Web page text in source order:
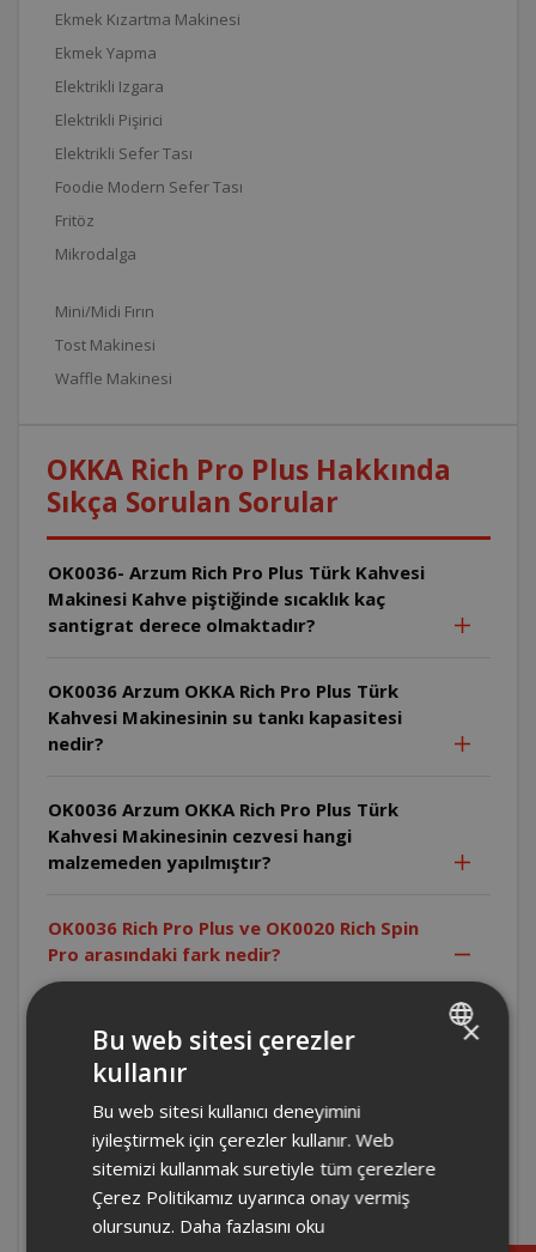
Ekmek Kızartma Makinesi
Ekmek Yapma
Elektrikli Izgara
Elektrikli Pişirici
Elektrikli Sefer Tası
Foodie Modern Sefer Tası
Fritöz
Mikrodalga
Mini/Midi Fırın
Tost Makinesi
Waffle Makinesi
OKKA Rich Pro Plus Hakkında
Sıkça Sorulan Sorular
OK0036- Arzum Rich Pro Plus Türk Kahvesi
Makinesi Kahve piştiğinde sıcaklık kaç
santigrat derece olmaktadır?
OK0036 Arzum OKKA Rich Pro Plus Türk
Kahvesi Makinesinin su tankı kapasitesi
nedir?
OK0036 Arzum OKKA Rich Pro Plus Türk
Kahvesi Makinesinin cezvesi hangi
malzemeden yapılmıştır?
OK0036 Rich Pro Plus ve OK0020 Rich Spin
Pro arasındaki fark nedir?
bulunmaktadır ve otomatik su alma özelliği vardır.
OK0020 Rich Spin Pro ürününde bu işlem manuel
OK0036-04 - Arzum Rich Pro Plus Türk
Kahve Makinesi Cihazın "susuz pişirme
emniyeti" nedir?
×
Bu web sitesi çerezler
kullanır
Bu web sitesi kullanıcı deneyimini
iyileştirmek için çerezler kullanır. Web
sitemizi kullanmak suretiyle tüm çerezlere
Çerez Politikamız uyarınca onay vermiş
olursunuz. Daha fazlasını oku